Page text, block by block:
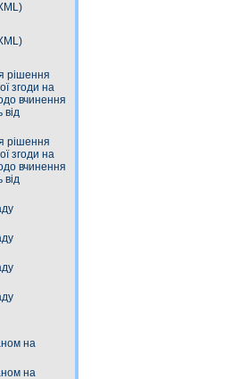
рішення
згоди на
вчинення
від
рішення
згоди на
вчинення
від
на
на